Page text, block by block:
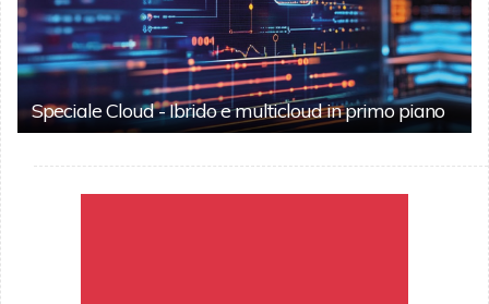
Speciale Cloud - Ibrido e multicloud in primo piano